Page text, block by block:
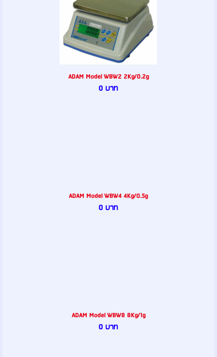
ADAM Model WBW2 2Kg/0.2g
0 บาท
ADAM Model WBW4 4Kg/0.5g
0 บาท
ADAM Model WBW8 8Kg/1g
0 บาท